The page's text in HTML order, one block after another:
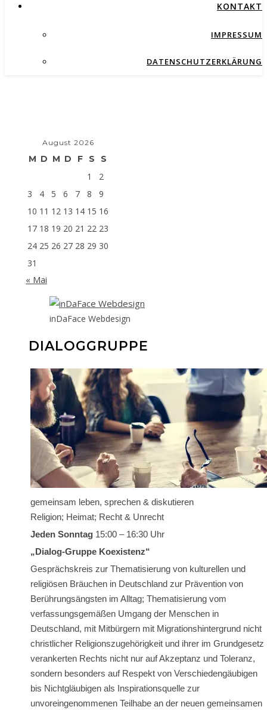
KONTAKT
IMPRESSUM
DATENSCHUTZERKLÄRUNG
August 2026
M D M D F S S
1
2
3
4 5 6 7 8
9
10 11 12 13 14 15 16
17 18 19 20 21 22 23
24 25 26 27 28 29 30
31
« Mai
inDaFace Webdesign
DIALOGGRUPPE
gemeinsam leben, sprechen & diskutieren
Religion; Heimat; Recht & Unrecht
Jeden Sonntag 15:00 – 16:30 Uhr
„Dialog-Gruppe Koexistenz“
Gesprächskreis zur Thematisierung von kulturellen und
religiösen Bräuchen in Deutschland zur Prävention von
Berührungsängsten im Alltag; Thematisierung vom
verfassungsgemäßen Umgang der Menschen in
Deutschland, mit Mitbürgern mit Migrationshintergrund nicht
christlicher Religionszugehörigkeit und ihrer im Grundgesetz
verankerten Rechts nicht nur auf Akzeptanz und Toleranz,
sondern besonders auf Respekt von Verschiedengäubigen
bis Nichtgläubigen als Inspirationsquelle zur
unvoreingenommenen Teilhabe an der neuen gemeinsamen